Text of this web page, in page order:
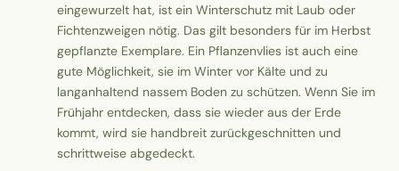
eingewurzelt hat, ist ein Winterschutz mit Laub oder
Fichtenzweigen nötig. Das gilt besonders für im Herbst
gepflanzte Exemplare. Ein Pflanzenvlies ist auch eine
gute Möglichkeit, sie im Winter vor Kälte und zu
langanhaltend nassem Boden zu schützen. Wenn Sie im
Frühjahr entdecken, dass sie wieder aus der Erde
kommt, wird sie handbreit zurückgeschnitten und
schrittweise abgedeckt.